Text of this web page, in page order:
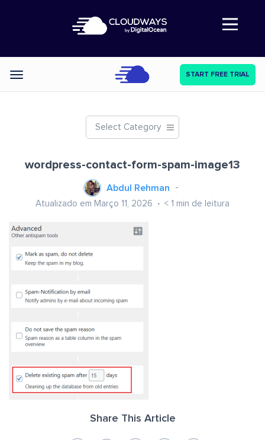
Abre a navegação
Categories START FREE TRIAL
Select Category
wordpress-contact-form-spam-image13
Abdul Rehman
Atualizado em Março 11, 2026 < 1 min de leitura
Share This Article